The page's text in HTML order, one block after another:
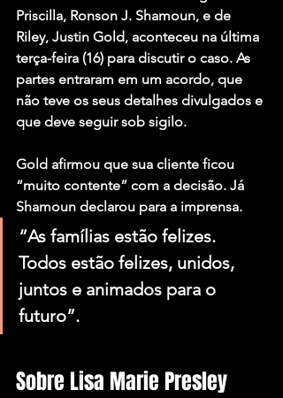
Priscilla, Ronson J. Shamoun, e de
Riley, Justin Gold, aconteceu na última
terça-feira (16) para discutir o caso. As
partes entraram em um acordo, que
não teve os seus detalhes divulgados e
que deve seguir sob sigilo.
Gold afirmou que sua cliente ficou
“muito contente” com a decisão. Já
Shamoun declarou para a imprensa.
“As famílias estão felizes.
Todos estão felizes, unidos,
juntos e animados para o
futuro”.
Sobre Lisa Marie Presley